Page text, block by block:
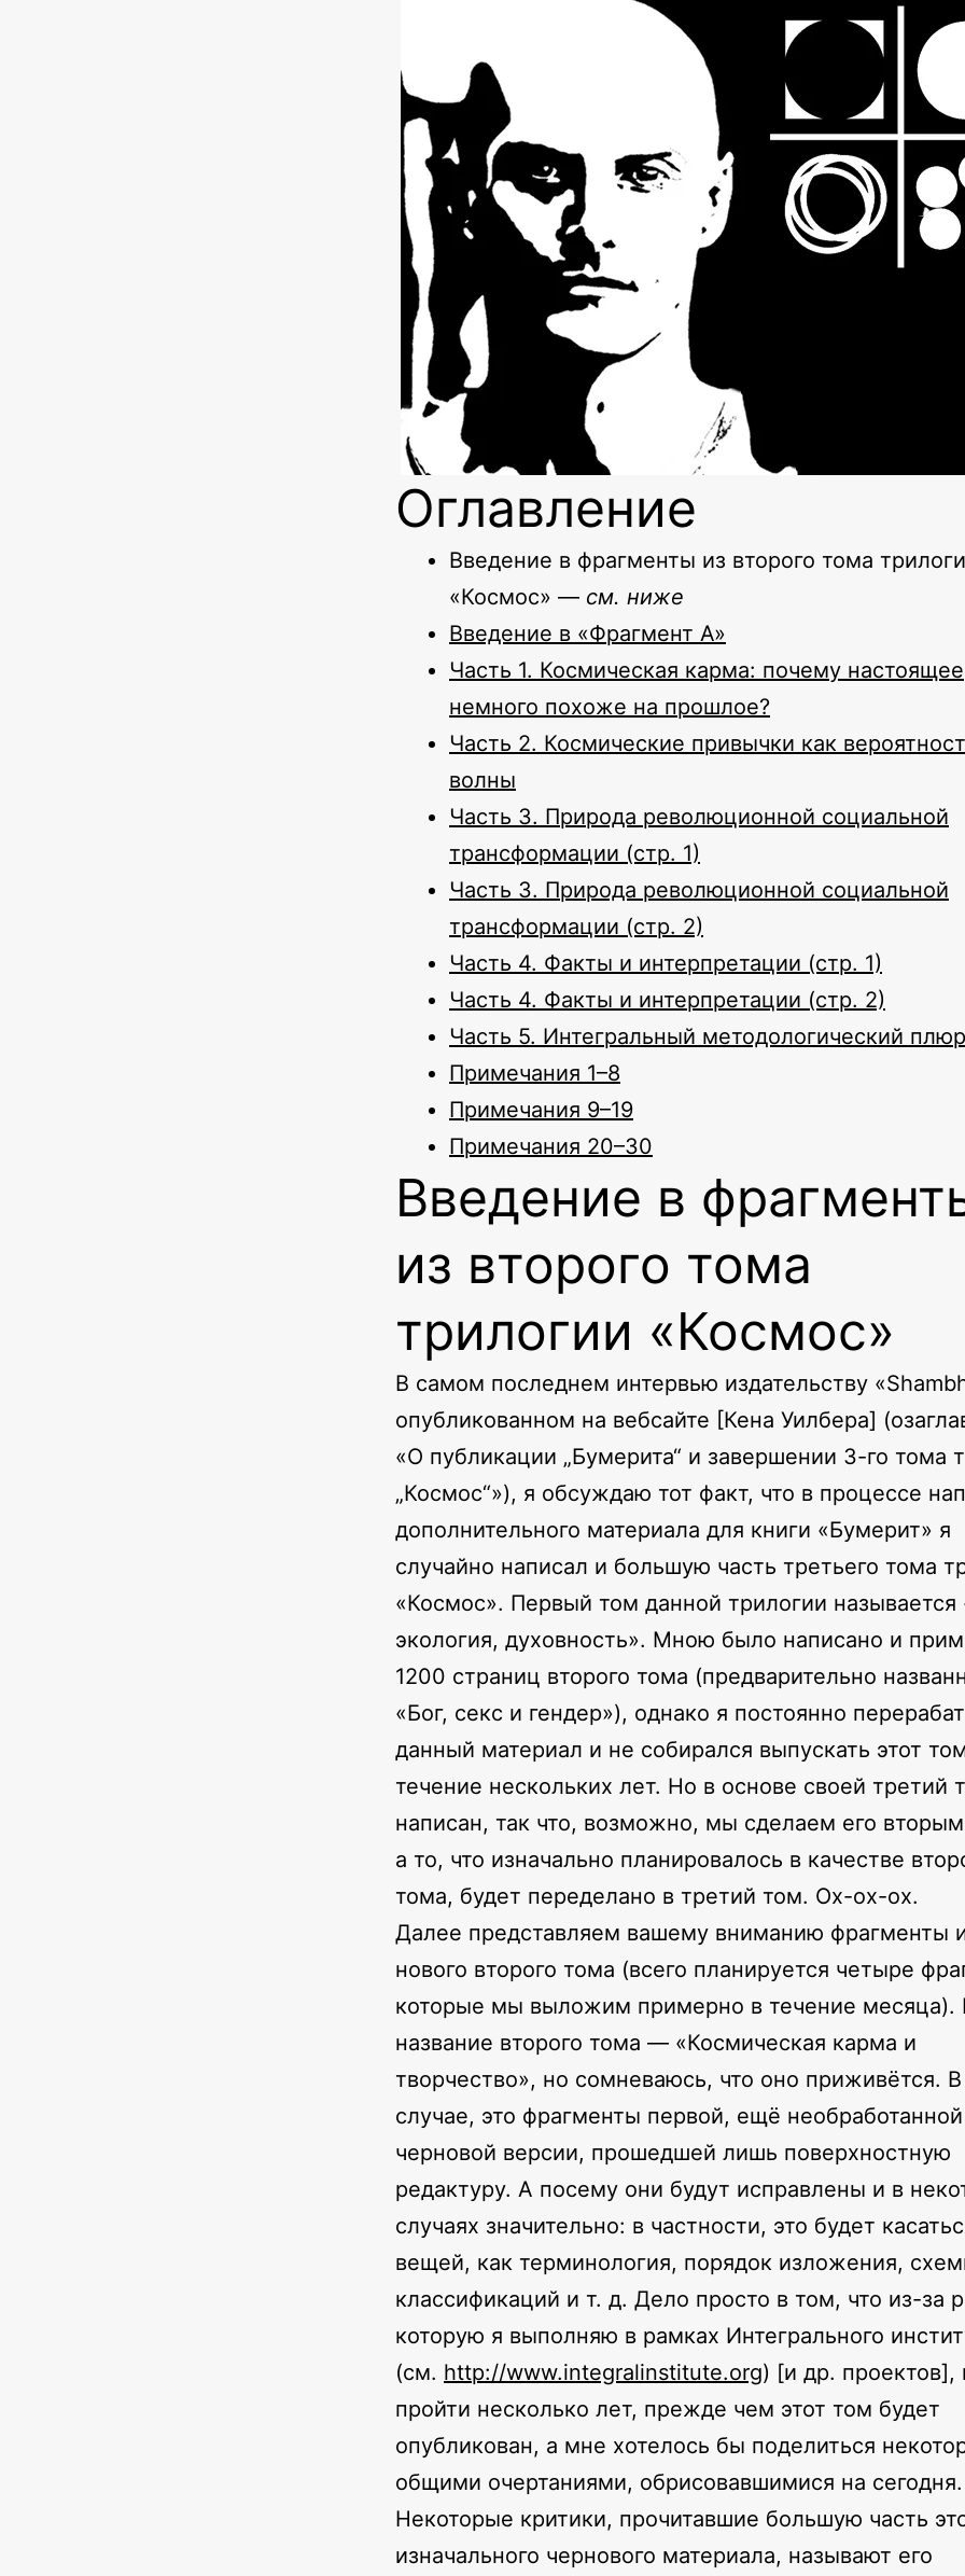
Оглавление
Введение в фрагменты из второго тома
«Космос» — см. ниже
Введение в «Фрагмент А»
Часть 1. Космическая карма: почему настоящее
немного похоже на прошлое?
Часть 2. Космические привычки как
волны
Часть 3. Природа революционной социальной
трансформации (стр. 1)
Часть 3. Природа революционной социальной
трансформации (стр. 2)
Часть 4. Факты и интерпретации (стр. 1)
Часть 4. Факты и интерпретации (стр. 2)
Часть 5. Интегральный методологический
Примечания 1–8
Примечания 9–19
Примечания 20–30
Введение в
из второго тома
трилогии «Космос»
В самом последнем интервью издательству
опубликованном на вебсайте [Кена Уилбера]
«О публикации „Бумерита“ и завершении 3-го тома
„Космос“»), я обсуждаю тот факт, что в процессе
дополнительного материала для книги «Бумерит» я
случайно написал и большую часть третьего тома
«Космос». Первый том данной трилогии называется
экология, духовность». Мною было написано и
1200 страниц второго тома (предварительно
«Бог, секс и гендер»), однако я постоянно
данный материал и не собирался выпускать этот
течение нескольких лет. Но в основе своей третий
написан, так что, возможно, мы сделаем его
а то, что изначально планировалось в качестве
тома, будет переделано в третий том. Ох-ох-ох.
Далее представляем вашему вниманию фрагменты
нового второго тома (всего планируется четыре
которые мы выложим примерно в течение месяца).
название второго тома — «Космическая карма и
творчество», но сомневаюсь, что оно приживётся.
случае, это фрагменты первой, ещё необработанной
черновой версии, прошедшей лишь поверхностную
редактуру. А посему они будут исправлены и в
случаях значительно: в частности, это будет
вещей, как терминология, порядок изложения,
классификаций и т. д. Дело просто в том, что из-за
которую я выполняю в рамках Интегрального
(см. http://www.integralinstitute.org) [и др.
пройти несколько лет, прежде чем этот том будет
опубликован, а мне хотелось бы поделиться
общими очертаниями, обрисовавшимися на сегодня.
Некоторые критики, прочитавшие большую часть
изначального чернового материала, называют его